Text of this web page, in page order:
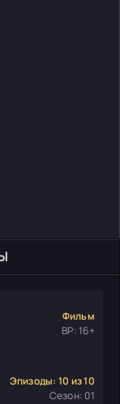
Фильм
ВР: 16+
Эпизоды: 10 из 10
Сезон: 01